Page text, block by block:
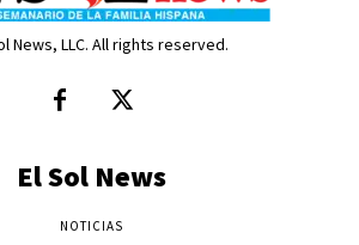
News, LLC. All rights reserved.
El Sol News
NOTICIAS